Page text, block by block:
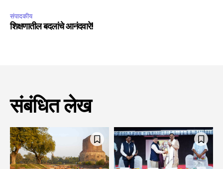
संपादकीय
शिक्षणातील बदलांचे आनंदवारे!
संबंधित लेख